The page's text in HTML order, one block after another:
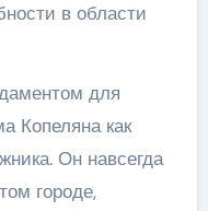
в области
для
Копеляна как
Он навсегда
городе,